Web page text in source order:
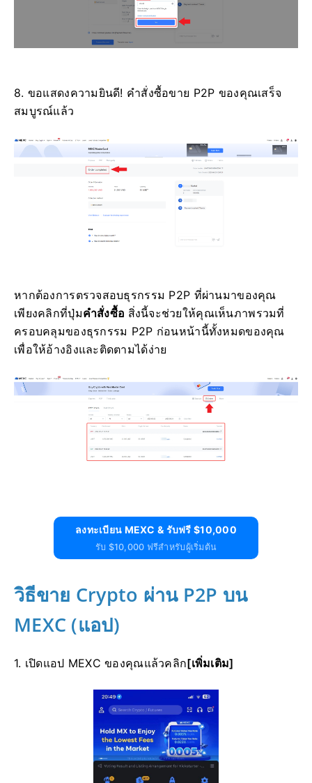
8. ขอแสดงความยินดี! คำสั่งซื้อขาย P2P ของคุณเสร็จ
สมบูรณ์แล้ว
หากต้องการตรวจสอบธุรกรรม P2P ที่ผ่านมาของคุณ
เพียงคลิกที่ปุ่มคำสั่งซื้อ สิ่งนี้จะช่วยให้คุณเห็นภาพรวมที่
ครอบคลุมของธุรกรรม P2P ก่อนหน้านี้ทั้งหมดของคุณ
เพื่อให้อ้างอิงและติดตามได้ง่าย
ลงทะเบียน MEXC & รับฟรี $10,000
รับ $10,000 ฟรีสำหรับผู้เริ่มต้น
วิธีขาย Crypto ผ่าน P2P บน
MEXC (แอป)
1. เปิดแอป MEXC ของคุณแล้วคลิก[เพิ่มเติม]